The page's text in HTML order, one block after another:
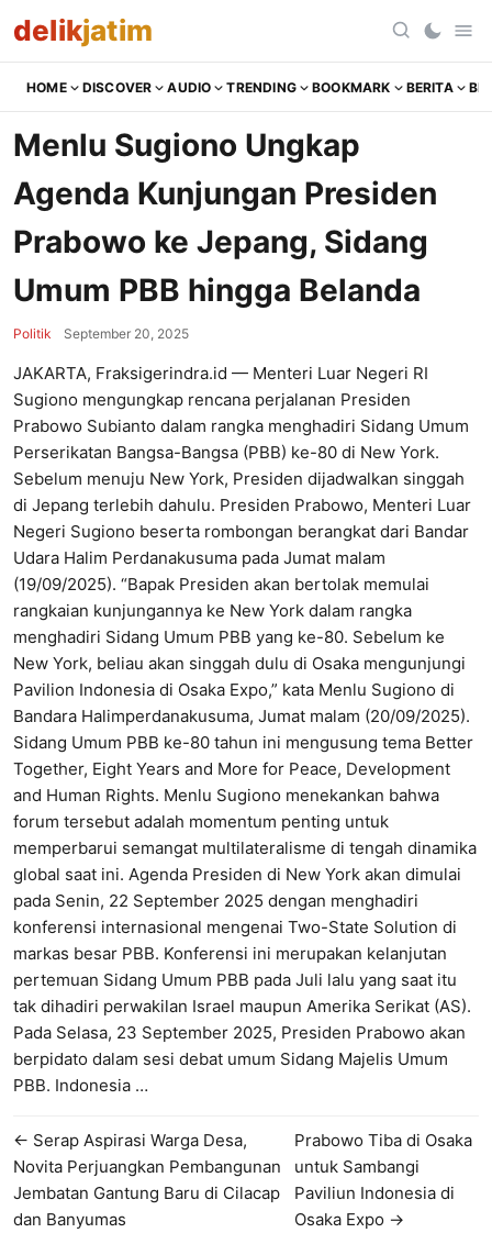
delikjatim
HOME DISCOVER AUDIO TRENDING BOOKMARK BERITA
Menlu Sugiono Ungkap
Agenda Kunjungan Presiden
Prabowo ke Jepang, Sidang
Umum PBB hingga Belanda
Politik September 20, 2025
JAKARTA, Fraksigerindra.id — Menteri Luar Negeri RI
Sugiono mengungkap rencana perjalanan Presiden
Prabowo Subianto dalam rangka menghadiri Sidang Umum
Perserikatan Bangsa-Bangsa (PBB) ke-80 di New York.
Sebelum menuju New York, Presiden dijadwalkan singgah
di Jepang terlebih dahulu. Presiden Prabowo, Menteri Luar
Negeri Sugiono beserta rombongan berangkat dari Bandar
Udara Halim Perdanakusuma pada Jumat malam
(19/09/2025). “Bapak Presiden akan bertolak memulai
rangkaian kunjungannya ke New York dalam rangka
menghadiri Sidang Umum PBB yang ke-80. Sebelum ke
New York, beliau akan singgah dulu di Osaka mengunjungi
Pavilion Indonesia di Osaka Expo,” kata Menlu Sugiono di
Bandara Halimperdanakusuma, Jumat malam (20/09/2025).
Sidang Umum PBB ke-80 tahun ini mengusung tema Better
Together, Eight Years and More for Peace, Development
and Human Rights. Menlu Sugiono menekankan bahwa
forum tersebut adalah momentum penting untuk
memperbarui semangat multilateralisme di tengah dinamika
global saat ini. Agenda Presiden di New York akan dimulai
pada Senin, 22 September 2025 dengan menghadiri
konferensi internasional mengenai Two-State Solution di
markas besar PBB. Konferensi ini merupakan kelanjutan
pertemuan Sidang Umum PBB pada Juli lalu yang saat itu
tak dihadiri perwakilan Israel maupun Amerika Serikat (AS).
Pada Selasa, 23 September 2025, Presiden Prabowo akan
berpidato dalam sesi debat umum Sidang Majelis Umum
PBB. Indonesia …
← Serap Aspirasi Warga Desa,
Novita Perjuangkan Pembangunan
Jembatan Gantung Baru di Cilacap
dan Banyumas
Prabowo Tiba di Osaka
untuk Sambangi
Paviliun Indonesia di
Osaka Expo →